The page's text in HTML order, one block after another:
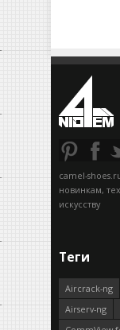
camel-
новинкам,
искусству
Теги
Aircrack-ng
Airserv-ng